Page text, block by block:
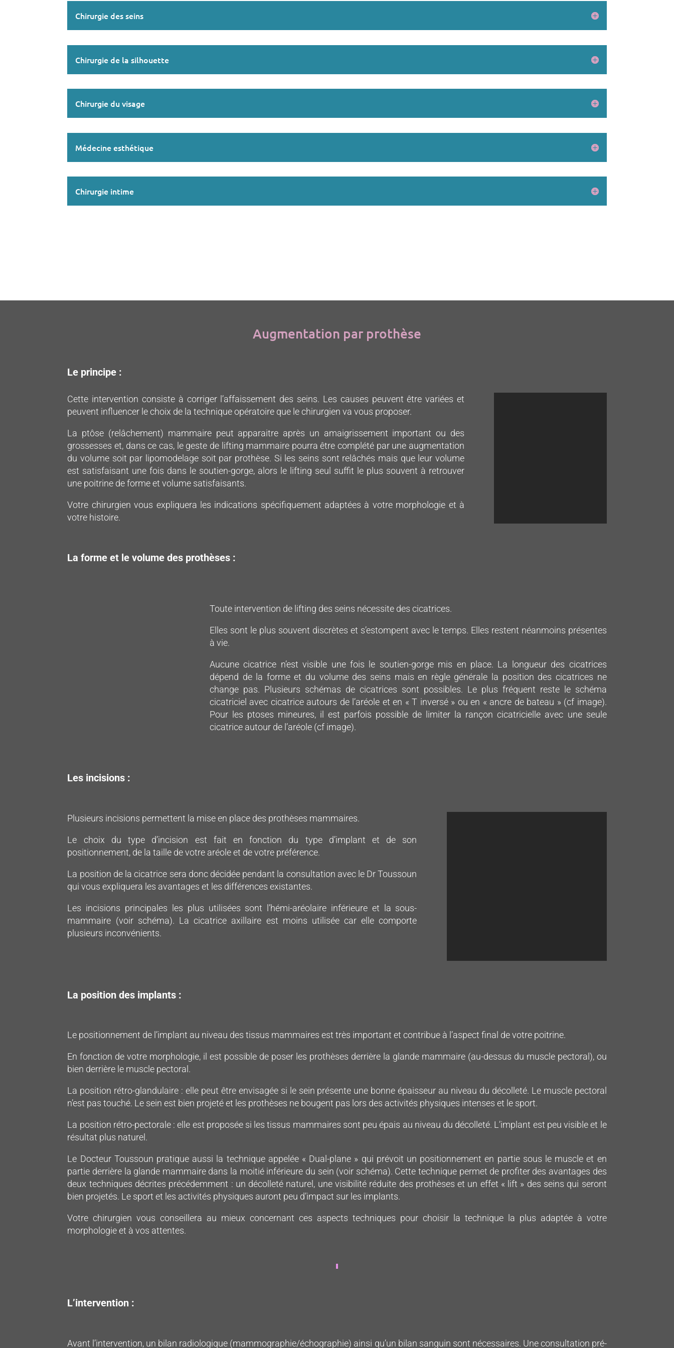
Chirurgie des seins
Chirurgie de la silhouette
Chirurgie du visage
Médecine esthétique
Chirurgie intime
Augmentation par prothèse
Le principe :
Cette intervention consiste à corriger l’affaissement des seins. Les causes peuvent être variées et
peuvent influencer le choix de la technique opératoire que le chirurgien va vous proposer.
La ptôse (relâchement) mammaire peut apparaitre après un amaigrissement important ou des
grossesses et, dans ce cas, le geste de lifting mammaire pourra être complété par une augmentation
du volume soit par lipomodelage soit par prothèse. Si les seins sont relâchés mais que leur volume
est satisfaisant une fois dans le soutien-gorge, alors le lifting seul suffit le plus souvent à retrouver
une poitrine de forme et volume satisfaisants.
Votre chirurgien vous expliquera les indications spécifiquement adaptées à votre morphologie et à
votre histoire.
La forme et le volume des prothèses :
Toute intervention de lifting des seins nécessite des cicatrices.
Elles sont le plus souvent discrètes et s’estompent avec le temps. Elles restent néanmoins présentes
à vie.
Aucune cicatrice n’est visible une fois le soutien-gorge mis en place. La longueur des cicatrices
dépend de la forme et du volume des seins mais en règle générale la position des cicatrices ne
change pas. Plusieurs schémas de cicatrices sont possibles. Le plus fréquent reste le schéma
cicatriciel avec cicatrice autours de l’aréole et en « T inversé » ou en « ancre de bateau » (cf image).
Pour les ptoses mineures, il est parfois possible de limiter la rançon cicatricielle avec une seule
cicatrice autour de l’aréole (cf image).
Les incisions :
Plusieurs incisions permettent la mise en place des prothèses mammaires.
Le choix du type d’incision est fait en fonction du type d’implant et de son
positionnement, de la taille de votre aréole et de votre préférence.
La position de la cicatrice sera donc décidée pendant la consultation avec le Dr Toussoun
qui vous expliquera les avantages et les différences existantes.
Les incisions principales les plus utilisées sont l’hémi-aréolaire inférieure et la sous-
mammaire (voir schéma). La cicatrice axillaire est moins utilisée car elle comporte
plusieurs inconvénients.
La position des implants :
Le positionnement de l’implant au niveau des tissus mammaires est très important et contribue à l’aspect final de votre poitrine.
En fonction de votre morphologie, il est possible de poser les prothèses derrière la glande mammaire (au-dessus du muscle pectoral), ou
bien derrière le muscle pectoral.
La position rétro-glandulaire : elle peut être envisagée si le sein présente une bonne épaisseur au niveau du décolleté. Le muscle pectoral
n’est pas touché. Le sein est bien projeté et les prothèses ne bougent pas lors des activités physiques intenses et le sport.
La position rétro-pectorale : elle est proposée si les tissus mammaires sont peu épais au niveau du décolleté. L’implant est peu visible et le
résultat plus naturel.
Le Docteur Toussoun pratique aussi la technique appelée « Dual-plane » qui prévoit un positionnement en partie sous le muscle et en
partie derrière la glande mammaire dans la moitié inférieure du sein (voir schéma). Cette technique permet de profiter des avantages des
deux techniques décrites précédemment : un décolleté naturel, une visibilité réduite des prothèses et un effet « lift » des seins qui seront
bien projetés. Le sport et les activités physiques auront peu d’impact sur les implants.
Votre chirurgien vous conseillera au mieux concernant ces aspects techniques pour choisir la technique la plus adaptée à votre
morphologie et à vos attentes.
L’intervention :
Avant l’intervention, un bilan radiologique (mammographie/échographie) ainsi qu’un bilan sanguin sont nécessaires. Une consultation pré-